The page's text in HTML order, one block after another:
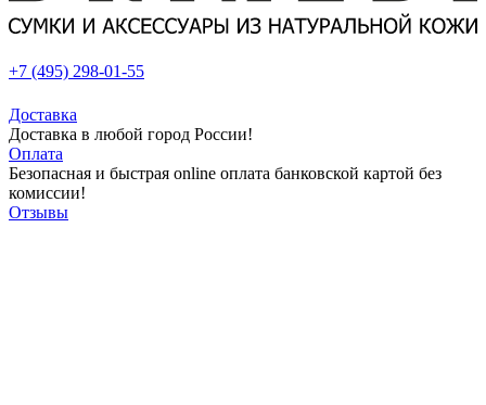
+7 (495) 298-01-55
Доставка
Доставка в любой город России!
Оплата
Безопасная и быстрая online оплата банковской картой без
комиссии!
Отзывы